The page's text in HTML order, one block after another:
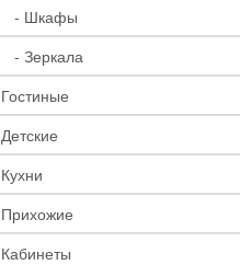
- Шкафы
- Зеркала
Гостиные
Детские
Кухни
Прихожие
Кабинеты